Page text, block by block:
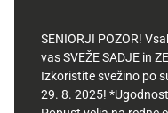
SENIORJI POZOR!
vas SVEŽE SADJE in
Izkoristite svežino po
29. 8. 2025!